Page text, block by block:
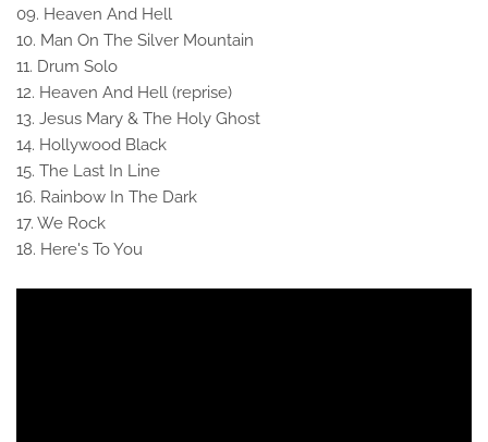
09. Heaven And Hell
10. Man On The Silver Mountain
11. Drum Solo
12. Heaven And Hell (reprise)
13. Jesus Mary & The Holy Ghost
14. Hollywood Black
15. The Last In Line
16. Rainbow In The Dark
17. We Rock
18. Here's To You